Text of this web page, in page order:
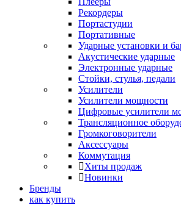
Рекордеры
Портастудии
Портативные
Ударные установки и
Акустические ударные
Электронные ударные
Стойки, стулья, педали
Усилители
Усилители мощности
Цифровые усилители
Трансляционное
Громкоговорители
Аксессуары
Коммутация
Хиты продаж
Новинки
Бренды
как купить